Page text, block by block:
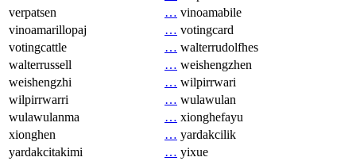
verpatsen
… vinoamabile
vinoamarillopaj
… votingcard
votingcattle
… walterrudolfhes
walterrussell
… weishengzhen
weishengzhi
… wilpirrwari
wilpirrwarri
… wulawulan
wulawulanma
… xionghefayu
xionghen
… yardakcilik
yardakcitakimi
… yixue